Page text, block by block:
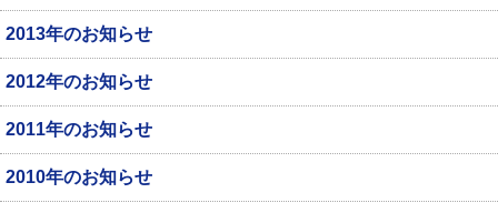
2013年のお知らせ
2012年のお知らせ
2011年のお知らせ
2010年のお知らせ